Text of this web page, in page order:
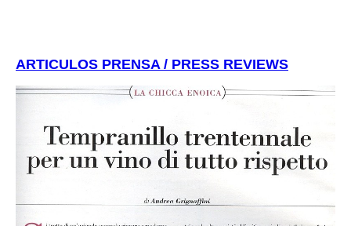
ARTICULOS PRENSA / PRESS REVIEWS